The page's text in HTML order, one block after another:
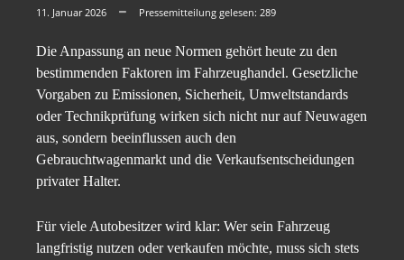
11. Januar 2026 Pressemitteilung gelesen: 289
Die Anpassung an neue Normen gehört heute zu den
bestimmenden Faktoren im Fahrzeughandel. Gesetzliche
Vorgaben zu Emissionen, Sicherheit, Umweltstandards
oder Technikprüfung wirken sich nicht nur auf Neuwagen
aus, sondern beeinflussen auch den
Gebrauchtwagenmarkt und die Verkaufsentscheidungen
privater Halter.
Für viele Autobesitzer wird klar: Wer sein Fahrzeug
langfristig nutzen oder verkaufen möchte, muss sich stets